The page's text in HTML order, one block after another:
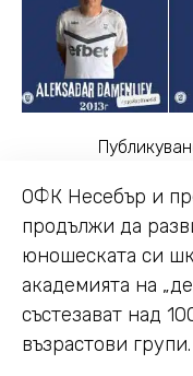
ОФК Несебър и
продължи да
юношеската си
академията на
състезават над
възрастови групи.